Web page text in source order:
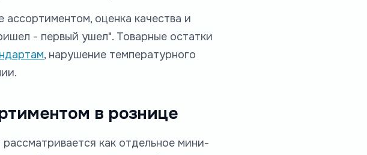
оценка качества и
- первый ушел". Товарные остатки
, нарушение температурного
в рознице
как отдельное мини-